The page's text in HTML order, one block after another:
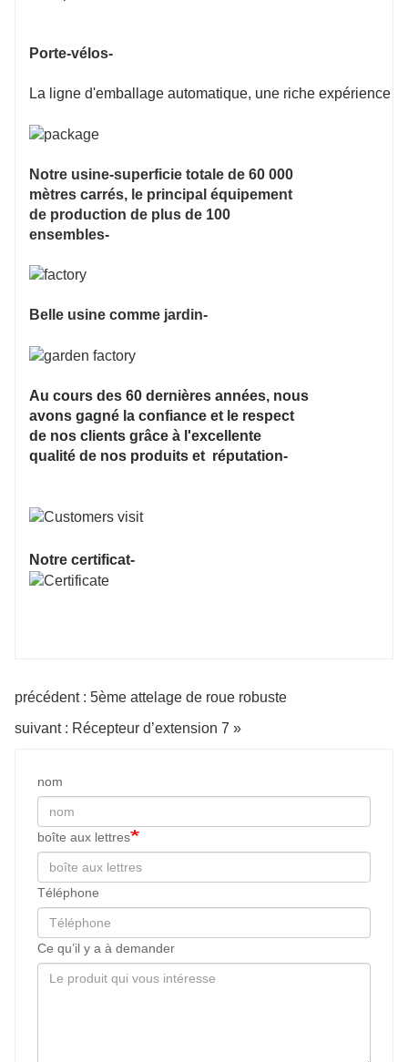
Porte-vélos-
La ligne d'emballage automatique, une riche expérience
Notre usine-superficie totale de 60 000
mètres carrés, le principal équipement
de production de plus de 100
ensembles-
Belle usine comme jardin-
Au cours des 60 dernières années, nous
avons gagné la confiance et le respect
de nos clients grâce à l'excellente
qualité de nos produits et réputation-
Notre certificat-
précédent : 5ème attelage de roue robuste
suivant : Récepteur d’extension 7 »
nom
boîte aux lettres
Téléphone
Ce qu’il y a à demander